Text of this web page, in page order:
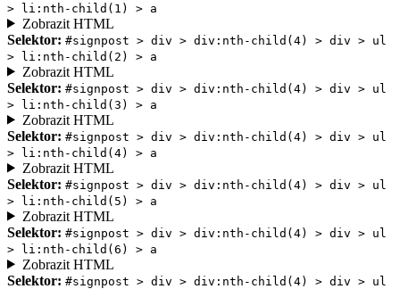
> li:nth-child(1) > a
Zobrazit HTML
Selektor: #signpost > div > div:nth-child(4) > div > ul
> li:nth-child(2) > a
Zobrazit HTML
Selektor: #signpost > div > div:nth-child(4) > div > ul
> li:nth-child(3) > a
Zobrazit HTML
Selektor: #signpost > div > div:nth-child(4) > div > ul
> li:nth-child(4) > a
Zobrazit HTML
Selektor: #signpost > div > div:nth-child(4) > div > ul
> li:nth-child(5) > a
Zobrazit HTML
Selektor: #signpost > div > div:nth-child(4) > div > ul
> li:nth-child(6) > a
Zobrazit HTML
Selektor: #signpost > div > div:nth-child(4) > div > ul